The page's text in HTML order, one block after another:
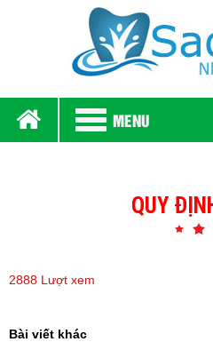
MENU
QUY
2888 Lượt xem
Bài viết khác